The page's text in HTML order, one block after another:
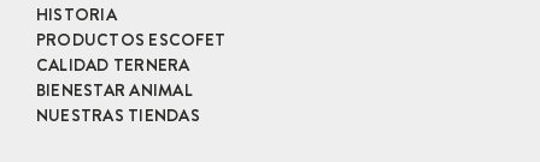
HISTORIA
PRODUCTOS ESCOFET
CALIDAD TERNERA
BIENESTAR ANIMAL
NUESTRAS TIENDAS